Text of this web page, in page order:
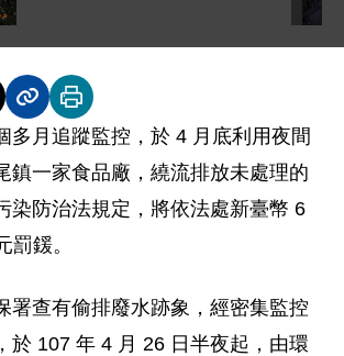
圖片說明：1070509 新聞相片 - 用以
圖片說明：
到 X
分享內容連結
列印本頁
多月追蹤監控，於 4 月底利用夜間
鎮一家食品廠，繞流排放未處理的
染防治法規定，將依法處新臺幣 6
罰鍰。
署查有偷排廢水跡象，經密集監控
於 107 年 4 月 26 日半夜起，由環